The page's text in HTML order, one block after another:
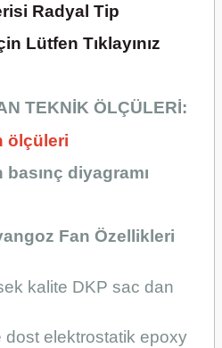
Radyal Tip
Lütfen Tıklayınız
TEKNİK ÖLÇÜLERİ:
Fan Özellikleri
kalite DKP sac dan
dost elektrostatik epoxy